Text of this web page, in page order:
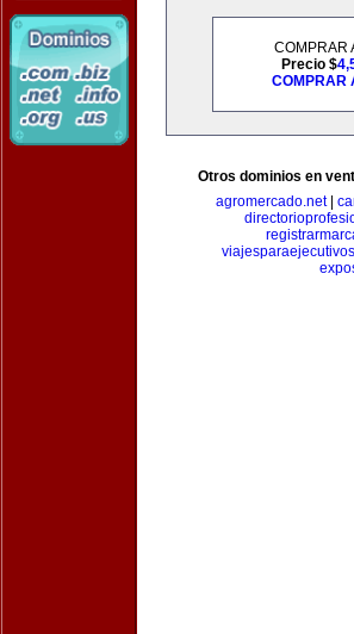
COMPRAR
Precio $
COMPRAR
Otros dominios en
agromercado.net|